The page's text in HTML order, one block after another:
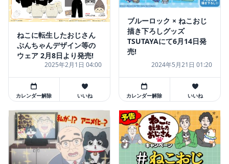
ねこに転生したおじさん
ぷんちゃんデザイン等の
ウェア 2月8日より発売!
2025年2月1日 04:00
カレンダー解除 いいね
ブルーロック × ねこおじ
描き下ろしグッズ
TSUTAYAにて6月14日発
売!
2024年5月21日 01:20
カレンダー解除 いいね